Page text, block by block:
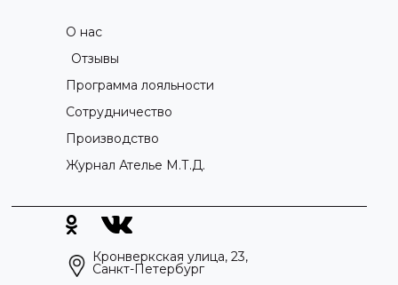
О нас
Отзывы
Производство
Сотрудничество
Кронверкская улица, 23,
Санкт-Петербург
Программа лояльности
Журнал Ателье М.Т.Д.